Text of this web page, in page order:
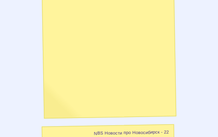
NBS Новости про Новосибирск - 22